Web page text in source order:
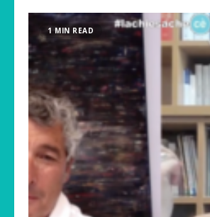
1 MIN READ